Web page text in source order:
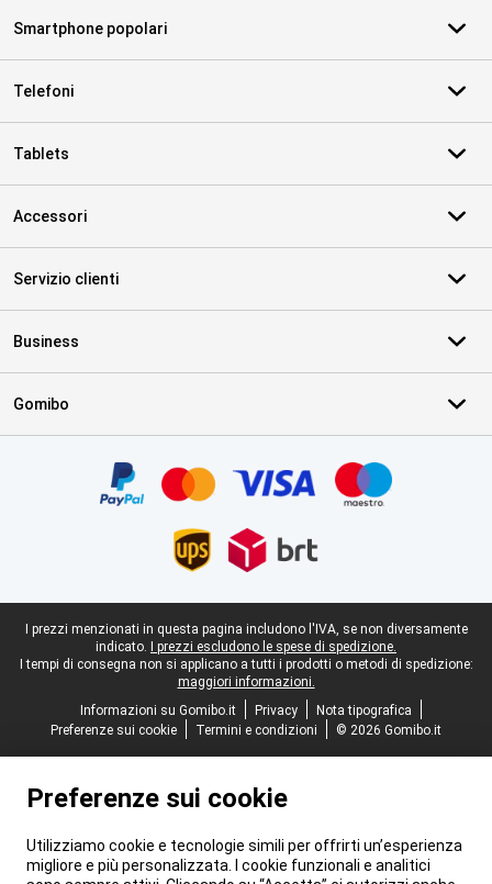
Smartphone popolari
Telefoni
Tablets
Accessori
Servizio clienti
Business
Gomibo
Piè di pagina legale
I prezzi menzionati in questa pagina includono l'IVA, se non diversamente
indicato.
I prezzi escludono le spese di spedizione.
I tempi di consegna non si applicano a tutti i prodotti o metodi di spedizione:
maggiori informazioni.
Informazioni su Gomibo.it
Privacy
Nota tipografica
Preferenze sui cookie
Termini e condizioni © 2026 Gomibo.it
Preferenze sui cookie
Utilizziamo cookie e tecnologie simili per offrirti un’esperienza
migliore e più personalizzata. I cookie funzionali e analitici